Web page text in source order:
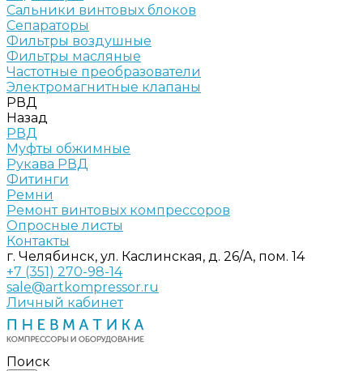
Сальники винтовых блоков
Сепараторы
Фильтры воздушные
Фильтры масляные
Частотные преобразователи
Электромагнитные клапаны
РВД
Назад
РВД
Муфты обжимные
Рукава РВД
Фитинги
Ремни
Ремонт винтовых компрессоров
Опросные листы
Контакты
г. Челябинск, ул. Каслинская, д. 26/А, пом. 14
+7 (351) 270-98-14
sale@artkompressor.ru
Личный кабинет
Поиск